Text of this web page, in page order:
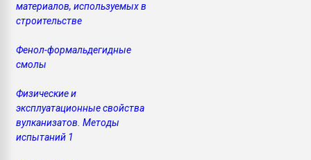
материалов, используемых в
строительстве
Фенол-формальдегидные
смолы
Физические и
эксплуатационные свойства
вулканизатов. Методы
испытаний 1